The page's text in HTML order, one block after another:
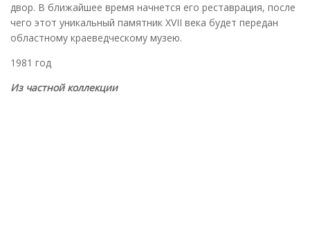
двор. В ближайшее время начнется его реставрация, после
чего этот уникальный памятник XVII века будет передан
областному краеведческому музею.
1981 год
Из частной коллекции